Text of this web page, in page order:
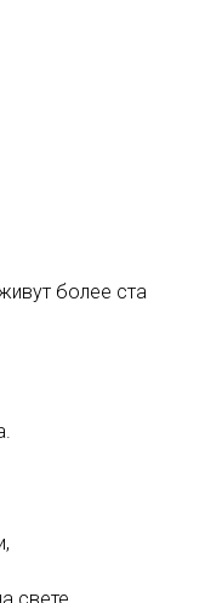
более ста